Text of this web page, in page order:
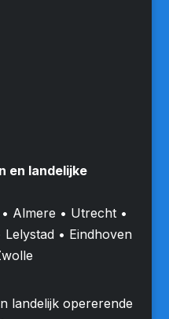
en landelijke
Almere • Utrecht •
• Eindhoven
landelijk opererende